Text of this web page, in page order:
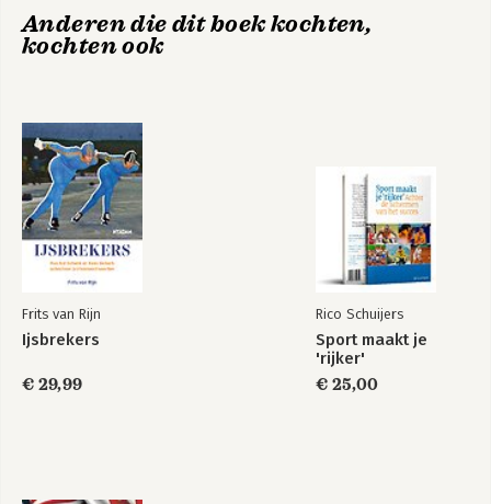
Anderen die dit boek kochten,
kochten ook
Frits van Rijn
Ijsbrekers
€ 29,99
Rico Schuijers
Sport maakt je
'rijker'
€ 25,00